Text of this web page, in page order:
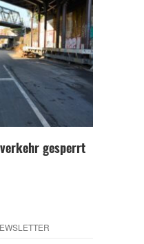
gesperrt